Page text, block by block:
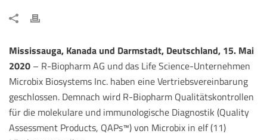
Mississauga, Kanada und Darmstadt, Deutschland, 15. Mai
2020 – R-Biopharm AG und das Life Science-Unternehmen
Microbix Biosystems Inc. haben eine Vertriebsvereinbarung
geschlossen. Demnach wird R-Biopharm Qualitätskontrollen
für die molekulare und immunologische Diagnostik (Quality
Assessment Products, QAPs™) von Microbix in elf (11)